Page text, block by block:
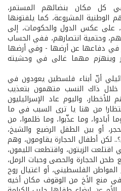
كل مكان بنضالهم المستمر،
المشروعة، كما يلفتونها
على عكس الدول والحكومات، إلى
وحتمية انتصارهم، ففي الحساب
في دفاعها عن أرضها - وفي أرضها
وينهزم مهما غالى في وحشيته
أنّ أبناء فلسطين يعودون في
ذاك النسب متهمون بتعذيب
واليوم عاد الإسرائيليون
من هنا يا ترى السبب في ما
أبادوا، وما عذّبوا، وما ظلموا، من
أو بين الطفل الرضيع والشيخ،
لكن أطفال الحجارة يقاومون، وهم
اقتلعت الزيتون، واقتطعت الليمون،
طحن الحجارة والحصى وحبات الرمل،
الفلسطيني، أو اغتيال روح
منع الأخ من الوقوف مكان أخيه